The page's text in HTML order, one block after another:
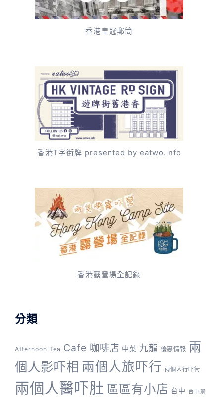
香港皇冠郵筒
香港T字街牌 presented by eatwo.info
香港露營場全記錄
分類
Afternoon Tea Cafe 咖啡店 中菜 九龍 優惠情報 兩
個人影吓相 兩個人旅吓行 兩個人行吓街
兩個人醫吓肚 區區有小店 台中 台中景